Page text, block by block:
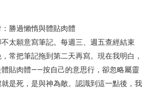
徒
102課程 - 醫治釋放中階
階
201課程 - 從信徒到門徒
程
302課程 - 新人接待
礎培訓
Y131課程 - 主動學習
Y133課程 - 活出豐盛
勝過懶惰與體貼肉體
太願意寫筆記。每週三、週五查經結束
常把筆記拖到第二天再寫。現在我明白，
貼肉體——按自己的意思行，卻忽略屬靈
是死，是與神為敵。認識到這一點後，我